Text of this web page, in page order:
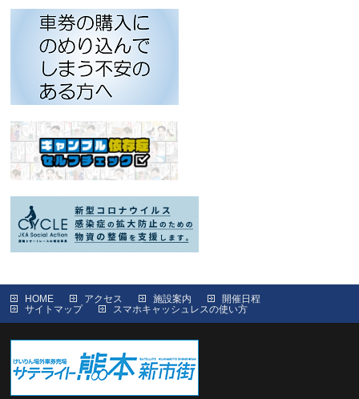
HOME アクセス 施設案内
開催日程
サイトマップ
スマホキャッシュレスの使い方